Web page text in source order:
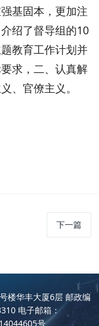
基固本，更加注
绍了督导组的10
教育工作计划并
求，二、认真解
、官僚主义。
下一篇
楼华丰大厦6层 邮政编
电子邮箱：
号